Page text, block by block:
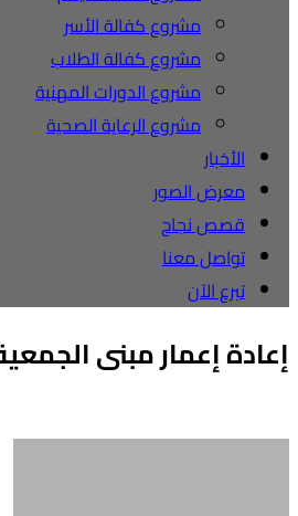
مشروع كفالة الأسر
مشروع كفالة الطلاب
مشروع الدورات المهنية
مشروع الرعاية الصحية
الأخبار
معرض الصور
قصص نجاح
تواصل معنا
تبرع الآن
إعادة إعمار مبنى الجمعية